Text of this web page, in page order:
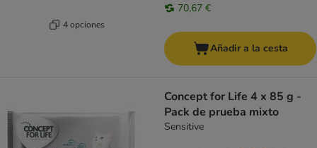
4 opciones
70,67 €
Añadir a la cesta
Concept for Life 4 x 85 g -
Pack de prueba mixto
Sensitive